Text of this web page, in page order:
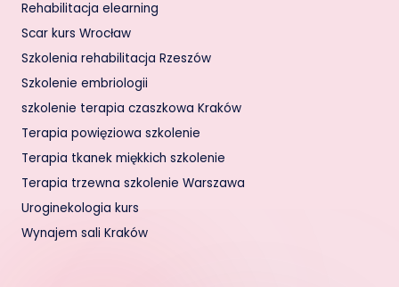
Rehabilitacja elearning
Scar kurs Wrocław
Szkolenia rehabilitacja Rzeszów
Szkolenie embriologii
szkolenie terapia czaszkowa Kraków
Terapia powięziowa szkolenie
Terapia tkanek miękkich szkolenie
Terapia trzewna szkolenie Warszawa
Uroginekologia kurs
Wynajem sali Kraków